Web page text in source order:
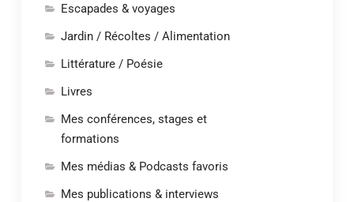
Escapades & voyages
Jardin / Récoltes / Alimentation
Littérature / Poésie
Livres
Mes conférences, stages et
formations
Mes médias & Podcasts favoris
Mes publications & interviews